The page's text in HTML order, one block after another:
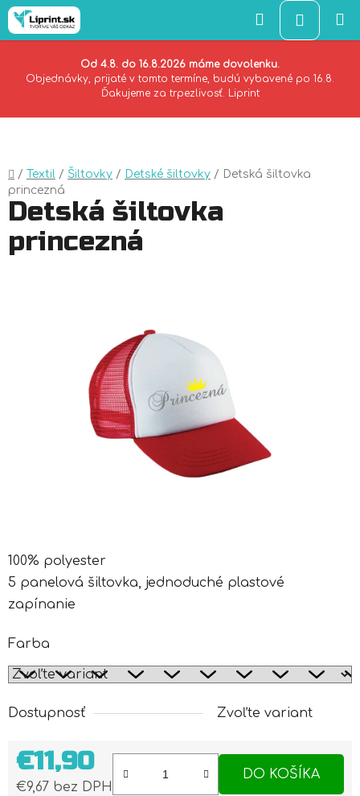
Od 4.8. do 16.8.2026 máme dovolenku.
Objednávky, prijaté v tomto termíne, budú vybavené po 16.8.
Ďakujeme za trpezlivosť. Liprint
Hľadať
KOŠÍK
Domov
/ Textil / Šiltovky / Detské šiltovky / Detská šiltovka
princezná
100% polyester
5 panelová šiltovka, jednoduché plastové
zapínanie
Farba
Dostupnosť Zvoľte variant
€11,90
€9,67 bez DPH
DO KOŠÍKA
Detská šiltovka
princezná